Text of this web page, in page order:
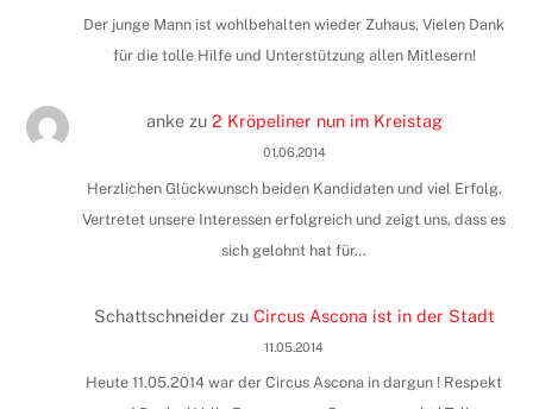
Der junge Mann ist wohlbehalten wieder Zuhaus. Vielen Dank
für die tolle Hilfe und Unterstützung allen Mitlesern!
ankezu 2 Kröpeliner nun im Kreistag
01.06.2014
Herzlichen Glückwunsch beiden Kandidaten und viel Erfolg.
Vertretet unsere Interessen erfolgreich und zeigt uns, dass es
sich gelohnt hat für…
Schattschneider zu Circus Ascona ist in der Stadt
11.05.2014
Heute 11.05.2014 war der Circus Ascona in dargun ! Respekt